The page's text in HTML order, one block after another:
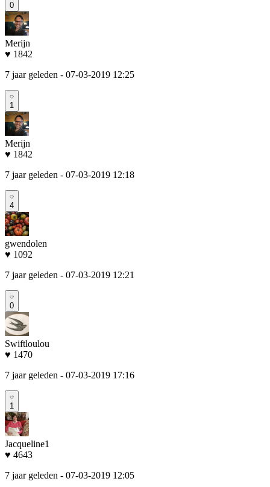
0
Merijn
♥ 1842
7 jaar geleden - 07-03-2019 12:25
1
Merijn
♥ 1842
7 jaar geleden - 07-03-2019 12:18
4
gwendolen
♥ 1092
7 jaar geleden - 07-03-2019 12:21
0
Swiftloulou
♥ 1470
7 jaar geleden - 07-03-2019 17:16
1
Jacqueline1
♥ 4643
7 jaar geleden - 07-03-2019 12:05